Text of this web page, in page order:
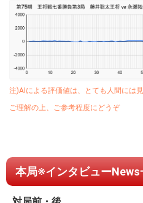
注)AIによる評価値は、とても人間には
ご理解の上、ご参考程度にどうぞ
本局※インタビューNews